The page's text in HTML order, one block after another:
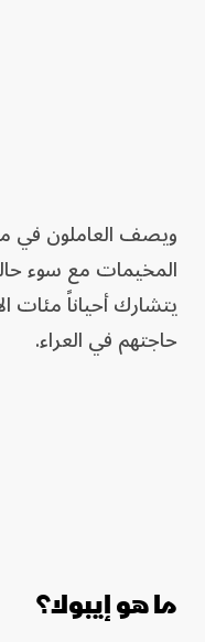
ويصف العاملون في
المخيمات مع سوء
يتشارك أحياناً
حاجتهم في العراء.
ما هو إيبولا؟